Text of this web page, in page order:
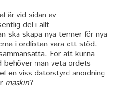
är vid sidan av
del i allt
ska skapa nya termer för nya
i ordlistan vara ett stöd.
För att kunna
man veta ordets
en viss datorstyrd anordning
maskin?